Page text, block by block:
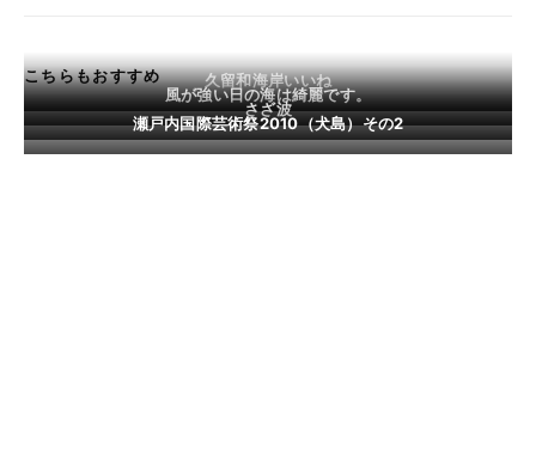
こちらもおすすめ 久留和海岸いいね
風が強い日の海は綺麗です。
さざ波
瀬戸内国際芸術祭2010（犬島）その2